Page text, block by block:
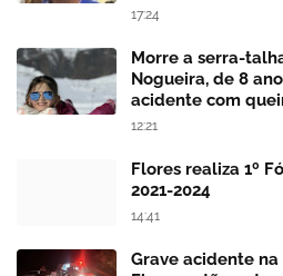
17:24
Morre a serra-
Nogueira, de 8
acidente com
12:21
Flores realiza 1º
2021-2024
14:41
Grave acidente na